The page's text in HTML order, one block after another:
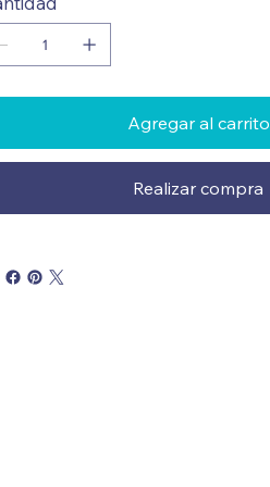
Agregar al carrito
Realizar compra